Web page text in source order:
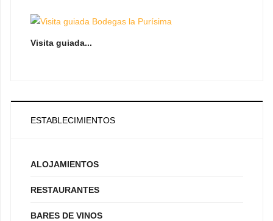
Visita guiada...
ESTABLECIMIENTOS
ALOJAMIENTOS
RESTAURANTES
BARES DE VINOS